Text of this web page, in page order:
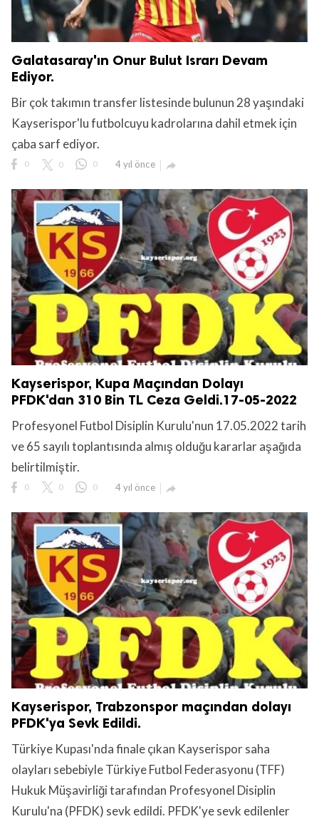
Galatasaray'ın Onur Bulut Israrı Devam
Ediyor.
Bir çok takımın transfer listesinde bulunun 28 yaşındaki
Kayserispor'lu futbolcuyu kadrolarına dahil etmek için
çaba sarf ediyor.
0 0 0 4 yıl önce 
Kayserispor, Kupa Maçından Dolayı
PFDK'dan 310 Bin TL Ceza Geldi.17-05-2022
Profesyonel Futbol Disiplin Kurulu'nun 17.05.2022 tarih
ve 65 sayılı toplantısında almış olduğu kararlar aşağıda
belirtilmiştir.
0 0 0 4 yıl önce 
Kayserispor, Trabzonspor maçından dolayı
PFDK'ya Sevk Edildi.
Türkiye Kupası'nda finale çıkan Kayserispor saha
olayları sebebiyle Türkiye Futbol Federasyonu (TFF)
Hukuk Müşavirliği tarafından Profesyonel Disiplin
Kurulu'na (PFDK) sevk edildi. PFDK'ye sevk edilenler